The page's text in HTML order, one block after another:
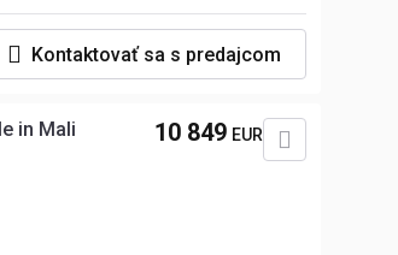
Kontaktovať sa s predajcom
in Mali 10 849 EUR